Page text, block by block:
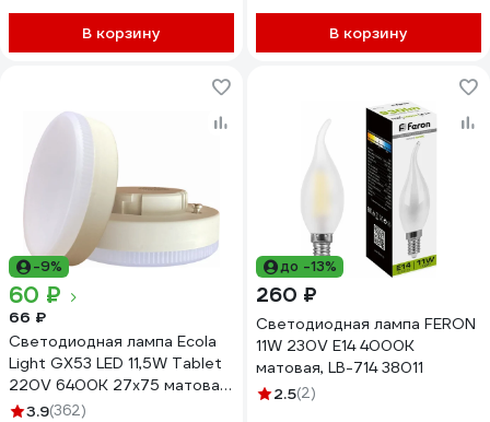
В корзину В корзину
-9%
60 ₽
66 ₽
Светодиодная лампа Ecola
Light GX53 LED 11,5W Tablet
220V 6400K 27x75 матовая
30000h T5PD11ELC
3.9(362)
до -13%
260 ₽
Светодиодная лампа FERON
11W 230V E14 4000K
матовая, LB-714 38011
2.5(2)